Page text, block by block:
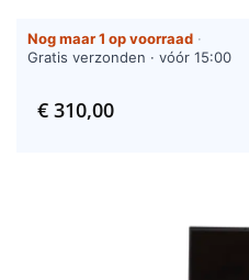
Nog maar 1 op voorraad ·
Gratis verzonden · vóór 15:00
€310,00